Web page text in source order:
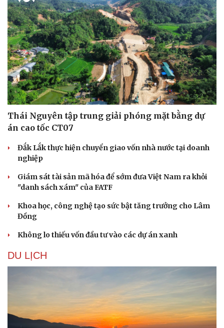
Thái Nguyên tập trung giải phóng mặt bằng dự
án cao tốc CT07
Đắk Lắk thực hiện chuyển giao vốn nhà nước tại doanh
nghiệp
Giám sát tài sản mã hóa để sớm đưa Việt Nam ra khỏi
"danh sách xám" của FATF
Khoa học, công nghệ tạo sức bật tăng trưởng cho Lâm
Đồng
Không lo thiếu vốn đầu tư vào các dự án xanh
DU LỊCH